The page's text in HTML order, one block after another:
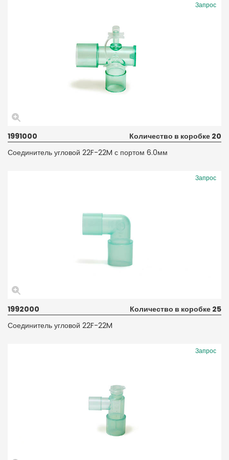
Запрос
1991000
Количество в коробке 20
Соединитель угловой 22F-22M с портом 6.0мм
Запрос
1992000
Количество в коробке 25
Соединитель угловой 22F-22M
Запрос